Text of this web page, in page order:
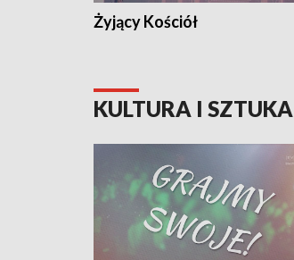
Żyjący Kościół
KULTURA I SZTUKA